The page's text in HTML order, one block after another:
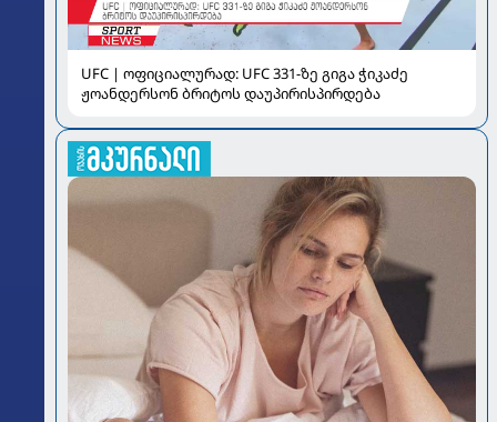
UFC | ოფიციალურად: UFC 331-ზე გიგა ჭიკაძე
ჟოანდერსონ ბრიტოს დაუპირისპირდება